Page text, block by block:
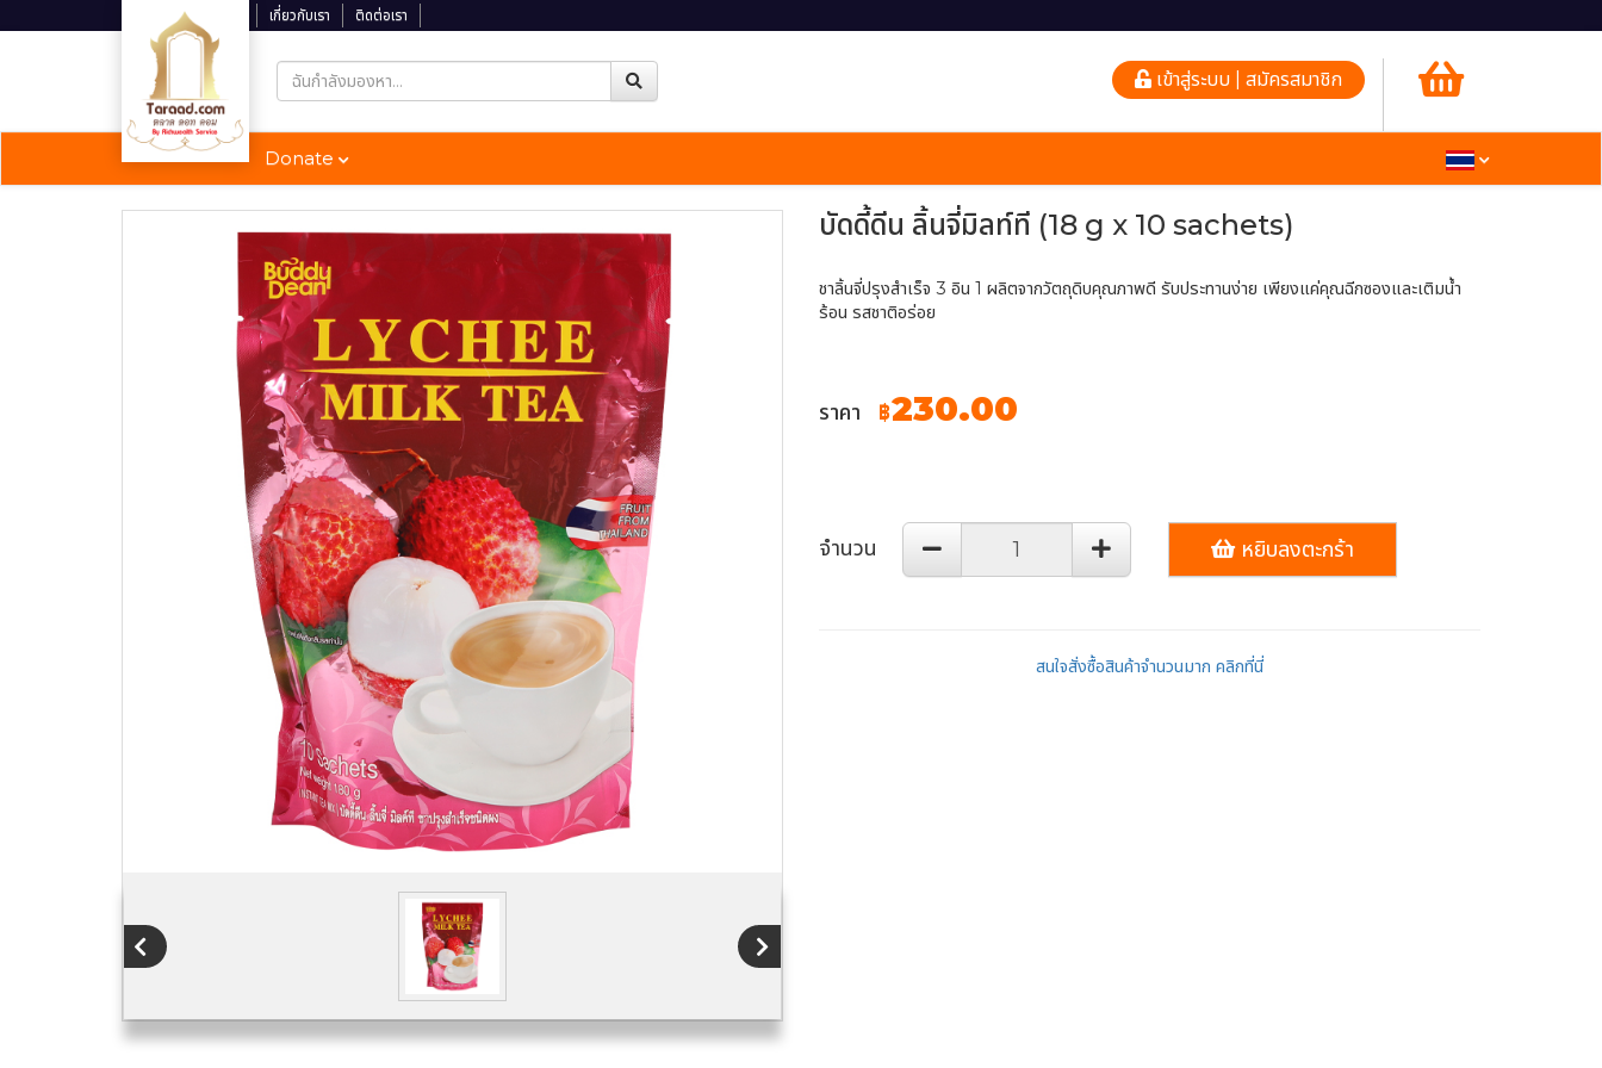
ติดตามสถานะจัดส่ง เกี่ยวกับเรา ติดต่อเรา
เข้าสู่ระบบ | สมัครสมาชิก
Donate
บัดดี้ดีน ลิ้นจี่มิลท์ที (18 g x 10 sachets)
ชาลิ้นจี่ปรุงสำเร็จ 3 อิน 1 ผลิตจากวัตถุดิบคุณภาพดี รับประทานง่าย เพียงแค่คุณฉีกซองและเติมน้ำ
ร้อน รสชาติอร่อย
ราคา ฿230.00
จำนวน หยิบลงตะกร้า
สนใจสั่งซื้อสินค้าจำนวนมาก คลิกที่นี่